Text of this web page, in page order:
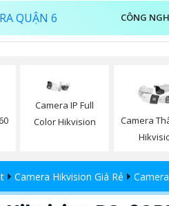
QUẬN 6 CÔNG
Camera IP Full
Color Hikvision
Camera
Camera Hikvision Giá Rẻ